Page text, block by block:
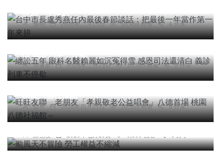
陳明 2026年二月15日 10,468 觀看 4 分享
頭條 社會 綜合新聞
纏訟五年 眼科名醫賴麗如沉冤得雪 感恩司法還清
洪肇君 2026年二月23日 10,565 觀看 2 分享
頭條 綜合新聞
旺旺友聯 老朋友「孝親敬老公益唱會」八德首場
彭可 2026年四月27日 10,559 觀看 9 分享
頭條 社會
颱風天不冒險 勞工權益不縮減
陳朝枝 2026年七月10日 6,889 觀看 3 分享
頭條 綜合新聞 健康 文教 科技新知
台南首創ATM科技防詐成效亮眼 黃偉哲攜中央倡議